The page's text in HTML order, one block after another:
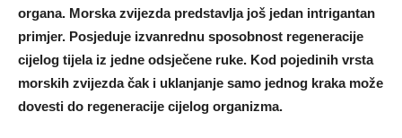
organa. Morska zvijezda predstavlja još jedan intrigantan
primjer. Posjeduje izvanrednu sposobnost regeneracije
cijelog tijela iz jedne odsječene ruke. Kod pojedinih vrsta
morskih zvijezda čak i uklanjanje samo jednog kraka može
dovesti do regeneracije cijelog organizma.